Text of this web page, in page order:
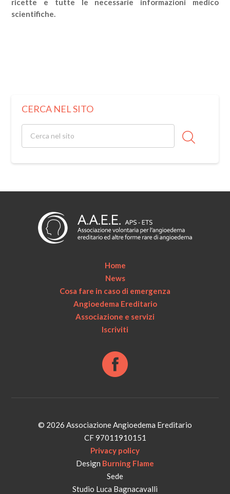
ricette e tutte le necessarie informazioni medico
scientifiche.
CERCA NEL SITO
Home
News
Cosa fare in caso di emergenza
Angioedema Ereditario
Associazione e servizi
Iscriviti
© 2026 Associazione Angioedema Ereditario
CF 97011910151
Privacy policy
Design Burning Flame
Sede
Studio Luca Bagnacavalli